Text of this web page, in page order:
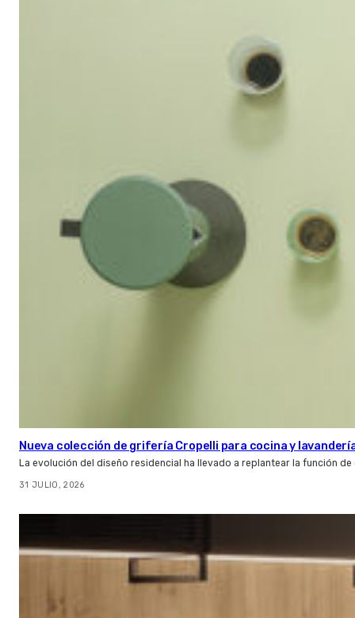
Nueva colección de grifería Cropelli para cocina y
La evolución del diseño residencial ha llevado a replantear la función
31 JULIO, 2026